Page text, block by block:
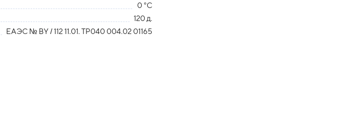
0 °С
120 д.
ЕАЭС № ВY / 112 11.01. ТР040 004.02 01165